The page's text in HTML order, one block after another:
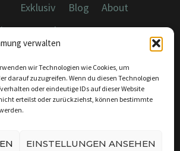
verwalten
wir Technologien wie Cookies, um
darauf zuzugreifen. Wenn du diesen Technologien
oder eindeutige IDs auf dieser Website
erteilst oder zurückziehst, können bestimmte
EINSTELLUNGEN ANSEHEN
Exklusiv
Blog
About
Datenschutz, Impressum